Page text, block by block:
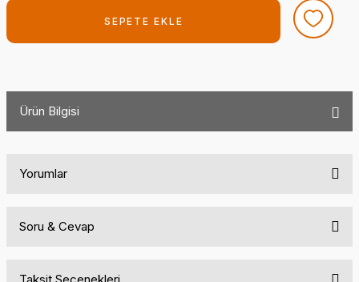
SEPETE EKLE
Ürün Bilgisi
Yorumlar
Soru & Cevap